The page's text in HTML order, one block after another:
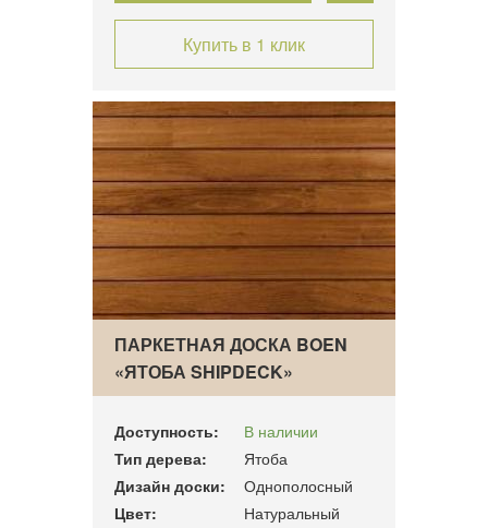
Купить в 1 клик
ПАРКЕТНАЯ ДОСКА BOEN
«ЯТОБА SHIPDECK»
Доступность:
В наличии
Тип дерева:
Ятоба
Дизайн доски:
Однополосный
Цвет:
Натуральный